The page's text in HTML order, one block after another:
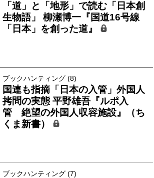
「道」と「地形」で読む「日本創
生物語」 柳瀬博一『国道16号線
「日本」を創った道』
ブックハンティング (8)
国連も指摘「日本の入管」外国人
拷問の実態 平野雄吾『ルポ入
管 絶望の外国人収容施設』（ち
くま新書）
ブックハンティング (7)